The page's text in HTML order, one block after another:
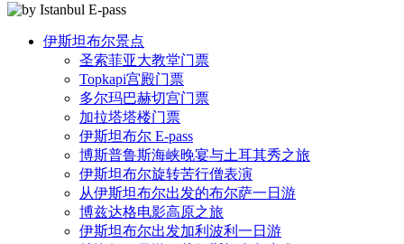
伊斯坦布尔景点
圣索菲亚大教堂门票
Topkapi宫殿门票
多尔玛巴赫切宫门票
加拉塔塔楼门票
伊斯坦布尔 E-pass
博斯普鲁斯海峡晚宴与土耳其秀之旅
伊斯坦布尔旋转苦行僧表演
从伊斯坦布尔出发的布尔萨一日游
博兹达格电影高原之旅
伊斯坦布尔出发加利波利一日游